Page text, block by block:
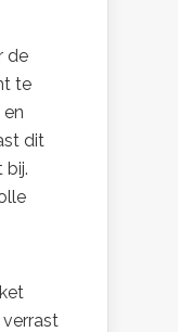
de
te
dit
bij.